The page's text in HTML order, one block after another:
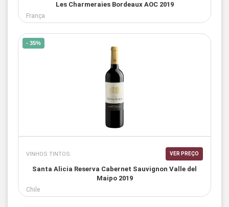
Les Charmeraies Bordeaux AOC 2019
França
- 35%
VINHOS TINTOS VER PREÇO
Santa Alicia Reserva Cabernet Sauvignon Valle del
Maipo 2019
Chile